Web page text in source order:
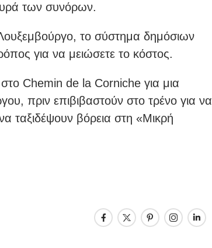
των συνόρων.
το σύστημα δημόσιων
για να μειώσετε το κόστος.
Chemin de la Corniche για μια
πριν επιβιβαστούν στο τρένο για να
ταξιδέψουν βόρεια στη «Μικρή